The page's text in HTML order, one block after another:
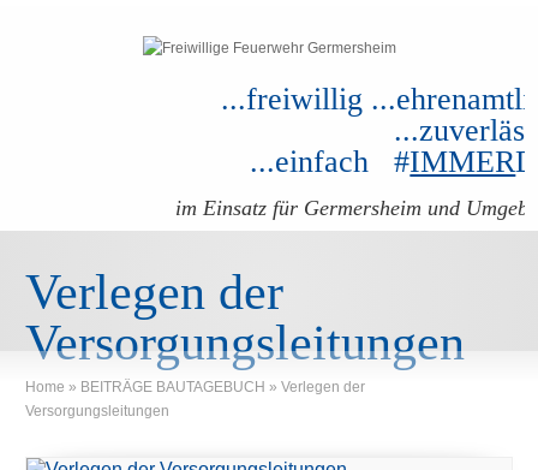
...freiwillig
...einfach #IMMER
im Einsatz für Germersheim und
Verlegen der
Versorgungsleitungen
Home » BEITRÄGE BAUTAGEBUCH » Verlegen der
Versorgungsleitungen